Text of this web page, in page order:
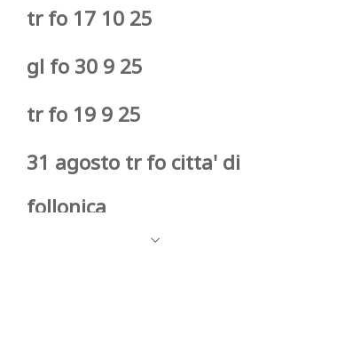
tr fo 17 10 25
gl fo 30 9 25
tr fo 19 9 25
31 agosto tr fo citta' di
follonica